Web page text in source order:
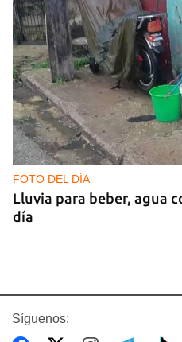
FOTO DEL DÍA
Lluvia para beber, agua
día
Síguenos: